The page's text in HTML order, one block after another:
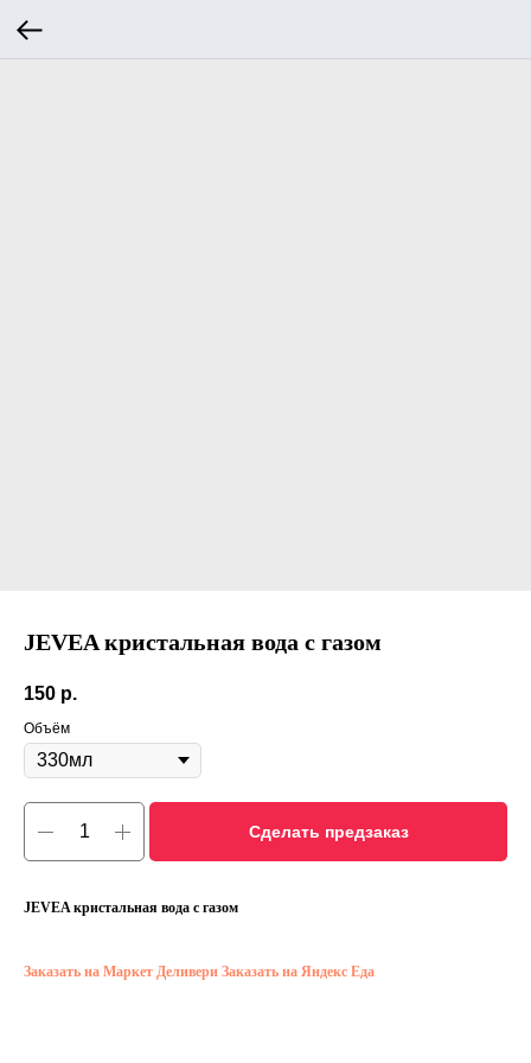
JEVEA кристальная вода с газом
150 р.
Объём
Сделать предзаказ
JEVEA кристальная вода с газом
Заказать на Маркет Деливери Заказать на Яндекс Еда